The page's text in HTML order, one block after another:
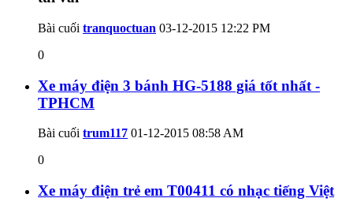
Bài cuối tranquoctuan 03-12-2015 12:22 PM
0
Xe máy điện 3 bánh HG-5188 giá tốt nhất -
TPHCM
Bài cuối trum117 01-12-2015 08:58 AM
0
Xe máy điện trẻ em T00411 có nhạc tiếng Việt